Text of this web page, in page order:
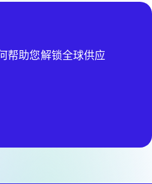
帮助您解锁全球供应